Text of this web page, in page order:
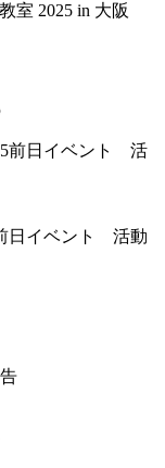
室 2025 in 大阪
日イベント 活動